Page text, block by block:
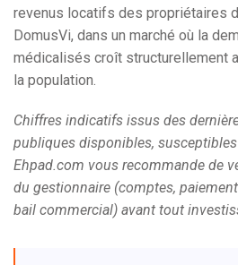
revenus locatifs des propriétaires
DomusVi, dans un marché où la
médicalisés croît structurellement
la population.
Chiffres indicatifs issus des
publiques disponibles,
Ehpad.com vous recommande de
du gestionnaire (comptes,
bail commercial) avant tout